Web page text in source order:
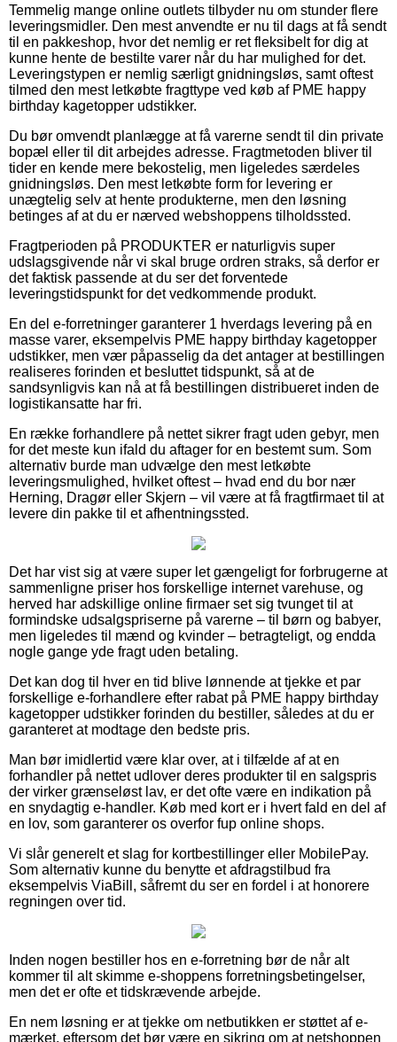
Temmelig mange online outlets tilbyder nu om stunder flere
leveringsmidler. Den mest anvendte er nu til dags at få sendt
til en pakkeshop, hvor det nemlig er ret fleksibelt for dig at
kunne hente de bestilte varer når du har mulighed for det.
Leveringstypen er nemlig særligt gnidningsløs, samt oftest
tilmed den mest letkøbte fragttype ved køb af PME happy
birthday kagetopper udstikker.
Du bør omvendt planlægge at få varerne sendt til din private
bopæl eller til dit arbejdes adresse. Fragtmetoden bliver til
tider en kende mere bekostelig, men ligeledes særdeles
gnidningsløs. Den mest letkøbte form for levering er
unægtelig selv at hente produkterne, men den løsning
betinges af at du er nærved webshoppens tilholdssted.
Fragtperioden på PRODUKTER er naturligvis super
udslagsgivende når vi skal bruge ordren straks, så derfor er
det faktisk passende at du ser det forventede
leveringstidspunkt for det vedkommende produkt.
En del e-forretninger garanterer 1 hverdags levering på en
masse varer, eksempelvis PME happy birthday kagetopper
udstikker, men vær påpasselig da det antager at bestillingen
realiseres forinden et besluttet tidspunkt, så at de
sandsynligvis kan nå at få bestillingen distribueret inden de
logistikansatte har fri.
En række forhandlere på nettet sikrer fragt uden gebyr, men
for det meste kun ifald du aftager for en bestemt sum. Som
alternativ burde man udvælge den mest letkøbte
leveringsmulighed, hvilket oftest – hvad end du bor nær
Herning, Dragør eller Skjern – vil være at få fragtfirmaet til at
levere din pakke til et afhentningssted.
Det har vist sig at være super let gængeligt for forbrugerne at
sammenligne priser hos forskellige internet varehuse, og
herved har adskillige online firmaer set sig tvunget til at
formindske udsalgspriserne på varerne – til børn og babyer,
men ligeledes til mænd og kvinder – betragteligt, og endda
nogle gange yde fragt uden betaling.
Det kan dog til hver en tid blive lønnende at tjekke et par
forskellige e-forhandlere efter rabat på PME happy birthday
kagetopper udstikker forinden du bestiller, således at du er
garanteret at modtage den bedste pris.
Man bør imidlertid være klar over, at i tilfælde af at en
forhandler på nettet udlover deres produkter til en salgspris
der virker grænseløst lav, er det ofte være en indikation på
en snydagtig e-handler. Køb med kort er i hvert fald en del af
en lov, som garanterer os overfor fup online shops.
Vi slår generelt et slag for kortbestillinger eller MobilePay.
Som alternativ kunne du benytte et afdragstilbud fra
eksempelvis ViaBill, såfremt du ser en fordel i at honorere
regningen over tid.
Inden nogen bestiller hos en e-forretning bør de når alt
kommer til alt skimme e-shoppens forretningsbetingelser,
men det er ofte et tidskrævende arbejde.
En nem løsning er at tjekke om netbutikken er støttet af e-
mærket, eftersom det bør være en sikring om at netshoppen